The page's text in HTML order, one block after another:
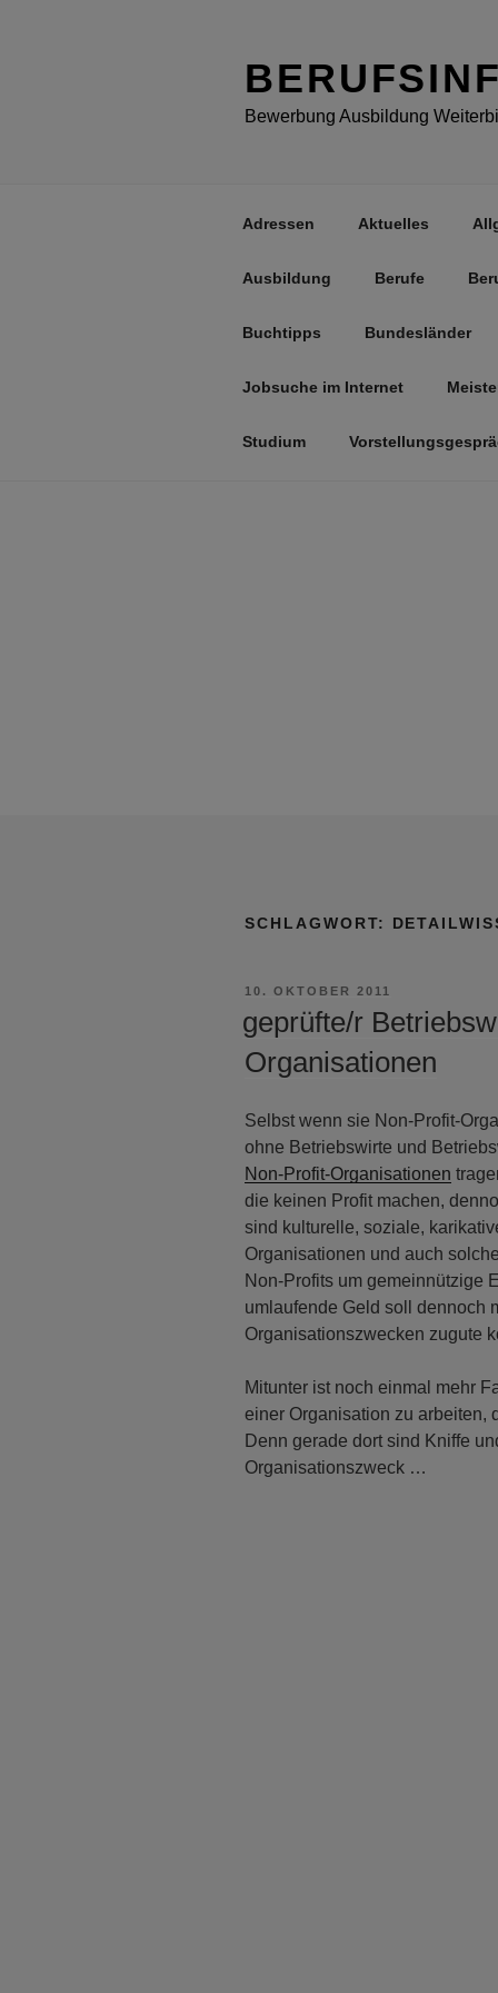
Bewerbung Ausbildung
Adressen Aktuelles
Ausbildung Berufe
Buchtipps Bundesländer
Jobsuche im Internet
Studium
SCHLAGWORT:
VERÖFFENTLICHT
10. OKTOBER 2011
geprüfte/r
Organisationen
Selbst wenn sie Non-Profit-
ohne Betriebswirte und
Non-Profit-Organisationen
die keinen Profit machen,
sind kulturelle, soziale,
Organisationen und auch
Non-Profits um gemeinnützige
umlaufende Geld soll dennoch
Organisationszwecken zugute
Mitunter ist noch einmal mehr
einer Organisation zu arbeiten,
Denn gerade dort sind Kniffe
Organisationszweck …